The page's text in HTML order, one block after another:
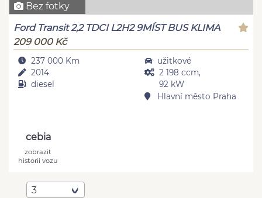
Bez fotky
Ford Transit 2,2 TDCI L2H2 9MÍST BUS KLIMA
209 000 Kč
237 000 Km
2014
diesel
užitkové
2 198 ccm,
92 kW
Hlavní město Praha
cebia
zobrazit
historii vozu
3